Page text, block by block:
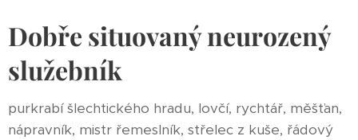
Dobře situovaný neurozený
služebník
purkrabí šlechtického hradu, lovčí, rychtář, měšťan,
nápravník, mistr řemeslník, střelec z kuše, řádový